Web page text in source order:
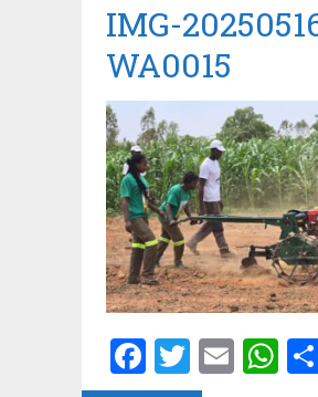
IMG-
WA0015
Facebook
Twitter